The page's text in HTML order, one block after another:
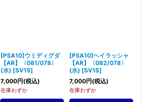
[PSA10]ウミディグダ
【AR】〈081/078〉
(水) [SV1S]
7,000円(税込)
在庫わずか
[PSA10]ヘイラッシャ
【AR】〈082/078〉
(水) [SV1S]
7,000円(税込)
在庫わずか